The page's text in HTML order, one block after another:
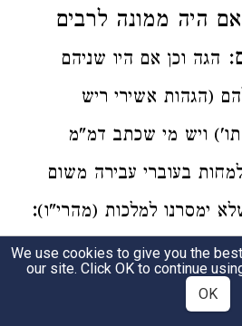
היה ממונה לרבים
הגה וכן אם היו שניהם
(הגהות אשירי ריש
ויש מי שכתב דמ"מ
בעוברי עבירה משום
ימסרנו למלכות (מהרי"ו):
When two [litigants]
trial, one weak [in
powerful [in influence], so
We use cookies to give you the
our site. Click OK to continue
OK